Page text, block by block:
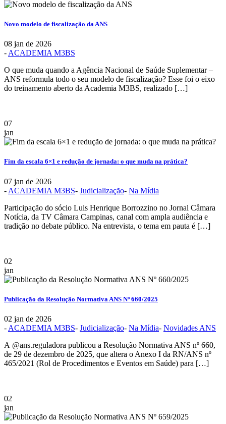
Novo modelo de fiscalização da ANS
08 jan de 2026
- ACADEMIA M3BS
O que muda quando a Agência Nacional de Saúde Suplementar –
ANS reformula todo o seu modelo de fiscalização? Esse foi o eixo
do treinamento aberto da Academia M3BS, realizado […]
07
jan
Fim da escala 6×1 e redução de jornada: o que muda na prática?
07 jan de 2026
- ACADEMIA M3BS- Judicialização- Na Mídia
Participação do sócio Luis Henrique Borrozzino no Jornal Câmara
Notícia, da TV Câmara Campinas, canal com ampla audiência e
tradição no debate público. Na entrevista, o tema em pauta é […]
02
jan
Publicação da Resolução Normativa ANS Nº 660/2025
02 jan de 2026
- ACADEMIA M3BS- Judicialização- Na Mídia- Novidades ANS
A @ans.reguladora publicou a Resolução Normativa ANS nº 660,
de 29 de dezembro de 2025, que altera o Anexo I da RN/ANS nº
465/2021 (Rol de Procedimentos e Eventos em Saúde) para […]
02
jan